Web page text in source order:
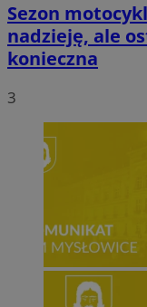
Sezon
nadzieję, ale
konieczna
3